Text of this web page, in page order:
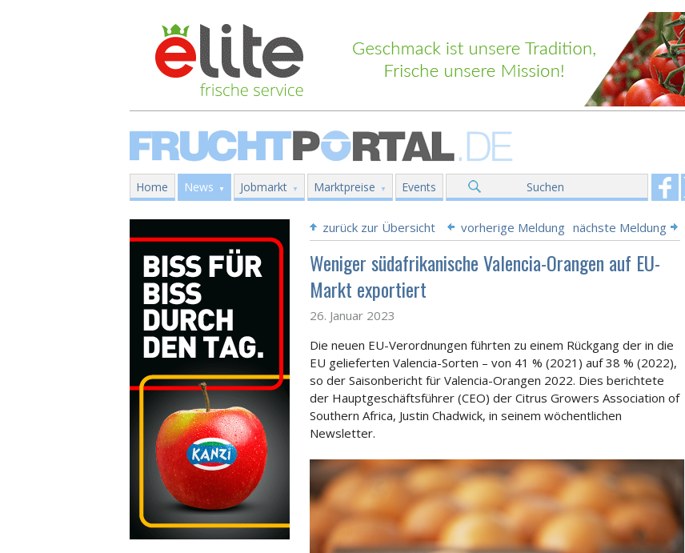
Home News Jobmarkt Marktpreise Events Suchen
zurück zur Übersicht vorherige Meldung nächste Meldung
Weniger südafrikanische Valencia-Orangen auf EU-
Markt exportiert
26. Januar 2023
Die neuen EU-Verordnungen führten zu einem Rückgang der in die
EU gelieferten Valencia-Sorten – von 41 % (2021) auf 38 % (2022),
so der Saisonbericht für Valencia-Orangen 2022. Dies berichtete
der Hauptgeschäftsführer (CEO) der Citrus Growers Association of
Southern Africa, Justin Chadwick, in seinem wöchentlichen
Newsletter.